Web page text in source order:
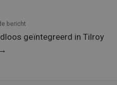
bericht
geïntegreerd in Tilroy
→